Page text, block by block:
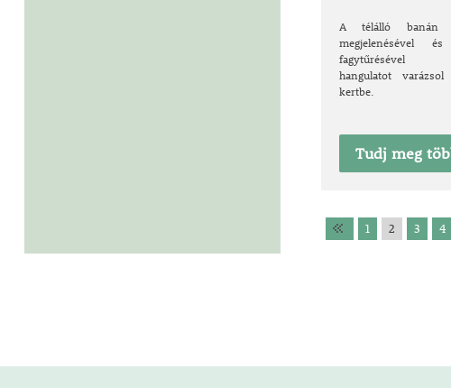
A télálló banán
megjelenésével
fagytűrésével
hangulatot
kertbe.
Tudj meg
1 2 3 4